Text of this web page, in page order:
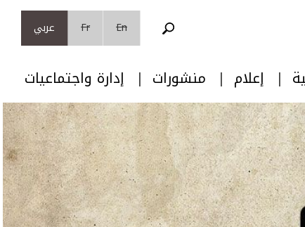
En
Fr عربي
إعلام منشورات إدارة واجتماعيات